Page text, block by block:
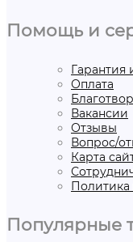
Помощь и
Гарантия
Оплата
Вакансии
Отзывы
Вопрос/
Карта
Политика
Популярные